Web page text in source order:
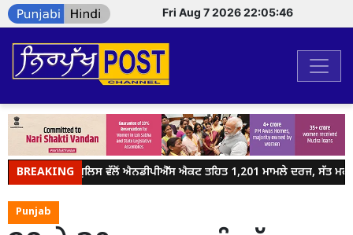
Fri Aug 7 2026 22:05:46
BREAKING
ਜਲੰਧਰ ਪੁਲਿਸ ਵੱਲੋਂ ਐਨਡੀਪੀਐੱਸ ਐਕਟ ਤਹਿਤ 1,201 ਮਾਮਲੇ ਦਰਜ, ਸੱਤ
Punjab